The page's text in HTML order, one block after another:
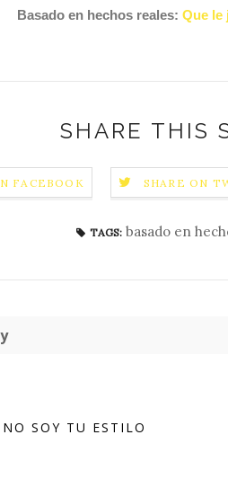
Basado en hechos reales: Que le
SHARE THIS
FACEBOOK SHARE ON
TAGS: basado en
NO SOY TU ESTILO